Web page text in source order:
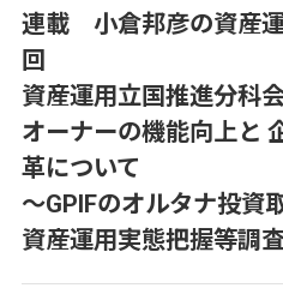
連載 小倉邦彦の資産
回
資産運用立国推進分科
オーナーの機能向上と
革について
～GPIFのオルタナ投資
資産運用実態把握等調